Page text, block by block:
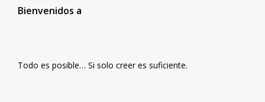
Bienvenidos a
Todo es posible… Si solo creer es suficiente.